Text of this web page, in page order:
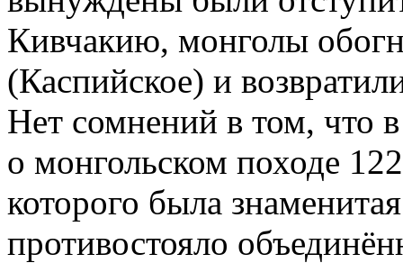
Кивчакию, монголы
(Каспийское) и
Нет сомнений в том, что
о монгольском походе
которого была
противостояло